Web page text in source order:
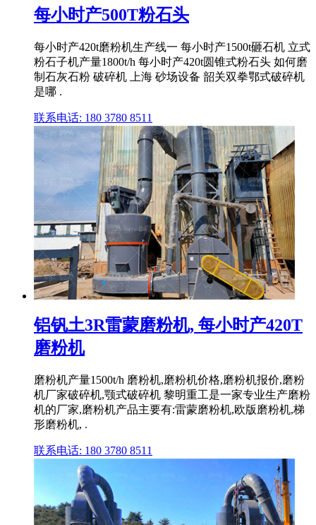
每小时产500T粉石头
每小时产420t磨粉机生产线一 每小时产1500t砸石机 立式
粉石子机产量1800t/h 每小时产420t圆锥式粉石头 如何磨
制石灰石粉 破碎机 上海 砂场设备 韶关双拳鄂式破碎机
是哪 .
联系电话: 180 3780 8511
铝钒土3R雷蒙磨粉机, 每小时产420T
磨粉机
磨粉机产量1500t/h 磨粉机,磨粉机价格,磨粉机报价,磨粉
机厂家破碎机,颚式破碎机 黎明重工是一家专业生产磨粉
机的厂家,磨粉机产品主要有:雷蒙磨粉机,欧版磨粉机,梯
形磨粉机, .
联系电话: 180 3780 8511